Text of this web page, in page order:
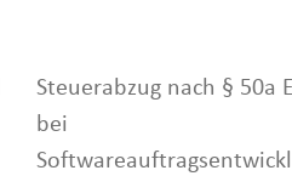
Steuerabzug nach § 50a
bei